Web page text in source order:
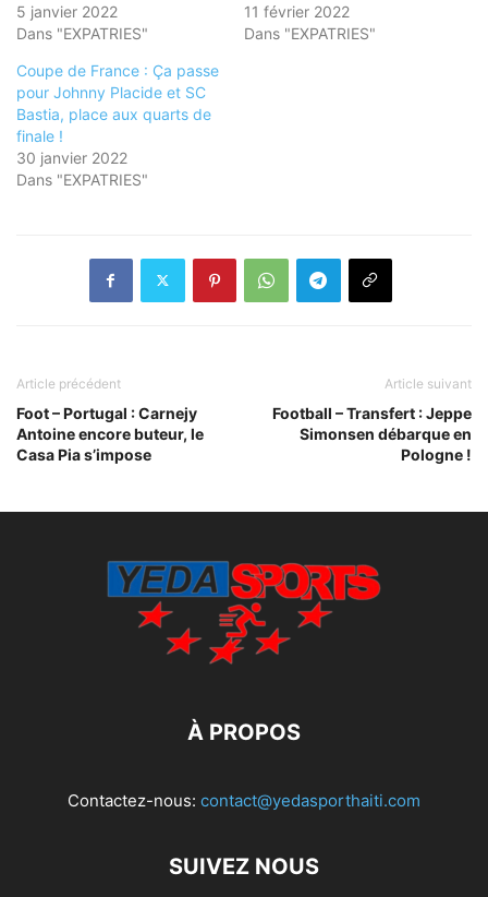
5 janvier 2022
Dans "EXPATRIES"
11 février 2022
Dans "EXPATRIES"
Coupe de France : Ça passe
pour Johnny Placide et SC
Bastia, place aux quarts de
finale !
30 janvier 2022
Dans "EXPATRIES"
Article précédent
Foot – Portugal : Carnejy
Antoine encore buteur, le
Casa Pia s’impose
Article suivant
Football – Transfert : Jeppe
Simonsen débarque en
Pologne !
À PROPOS
Contactez-nous: contact@yedasporthaiti.com
SUIVEZ NOUS